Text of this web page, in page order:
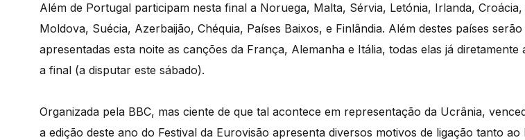
Além de Portugal participam nesta final a Noruega, Malta, Sérvia, Letónia, Irlanda,
Moldova, Suécia, Azerbaijão, Chéquia, Países Baixos, e Finlândia. Além destes países serão
apresentadas esta noite as canções da França, Alemanha e Itália, todas elas já diretamente
a final (a disputar este sábado).
Organizada pela BBC, mas ciente de que tal acontece em representação da Ucrânia,
a edição deste ano do Festival da Eurovisão apresenta diversos motivos de ligação tanto ao